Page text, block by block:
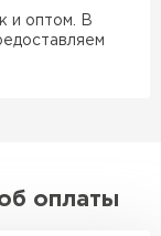
и оптом. В
оплаты